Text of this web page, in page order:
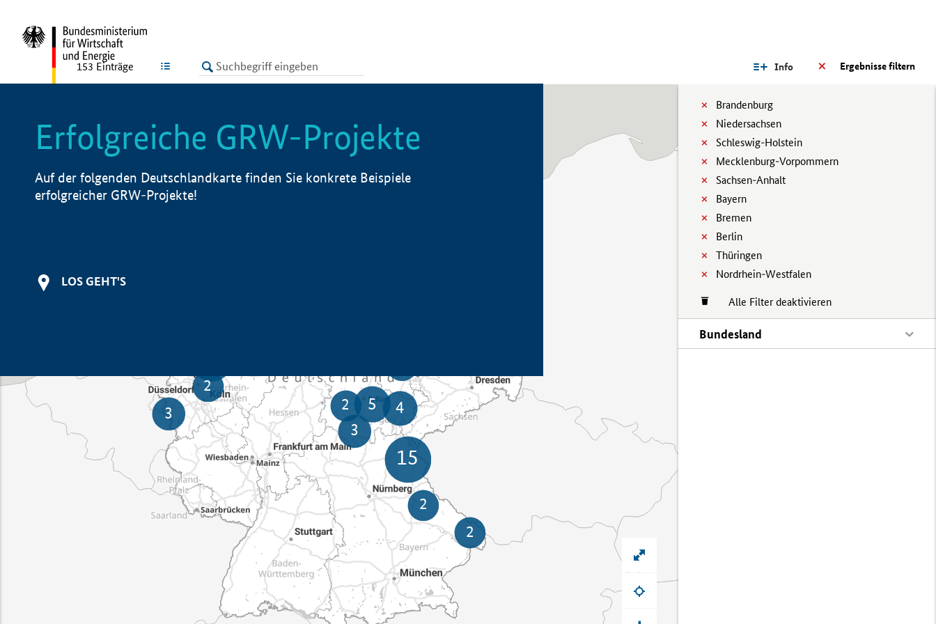
LISTE Ergebnisse filtern
Info
Brandenburg
Niedersachsen
Schleswig-Holstein
Mecklenburg-Vorpommern
Sachsen-Anhalt
Bayern
Bremen
Berlin
Thüringen
Nordrhein-Westfalen
Alle Filter deaktivieren
Bundesland
153 Einträge
Erfolgreiche GRW-Projekte
Auf der folgenden Deutschlandkarte finden Sie konkrete Beispiele
erfolgreicher GRW-Projekte!
LOS GEHT'S